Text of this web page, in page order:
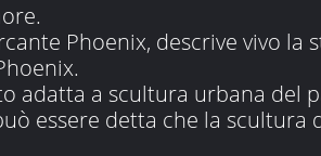
Phoenix, descrive vivo
adatta a scultura urbana del
essere detta che la scultura